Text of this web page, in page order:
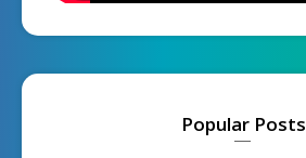
Popular Posts